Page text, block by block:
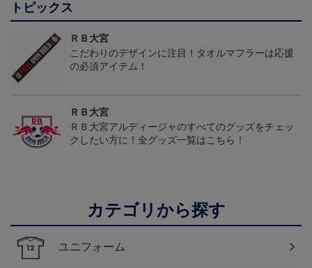
トピックス
ＲＢ大宮
こだわりのデザインに注目！タオルマフラーは応援
の必須アイテム！
ＲＢ大宮
ＲＢ大宮アルディージャのすべてのグッズをチェッ
クしたい方に！全グッズ一覧はこちら！
カテゴリから探す
ユニフォーム